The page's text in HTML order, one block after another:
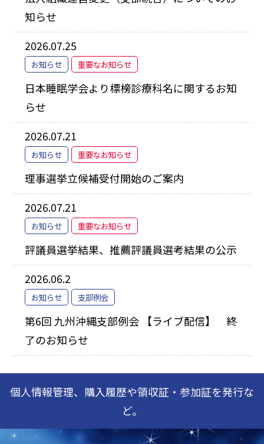
知らせ
2026.07.25
お知らせ 重要なお知らせ
日本睡眠学会より標榜診療科名に関するお知
らせ
2026.07.21
お知らせ 重要なお知らせ
理事選挙立候補受付開始のご案内
2026.07.21
お知らせ 重要なお知らせ
評議員選挙結果、推薦評議員選考結果の公示
2026.06.2
お知らせ 支部例会
第6回 九州沖縄支部例会 【ライブ配信】 終
了のお知らせ
個人情報管理、購入履歴や領収証・参加証を発行な
ど。